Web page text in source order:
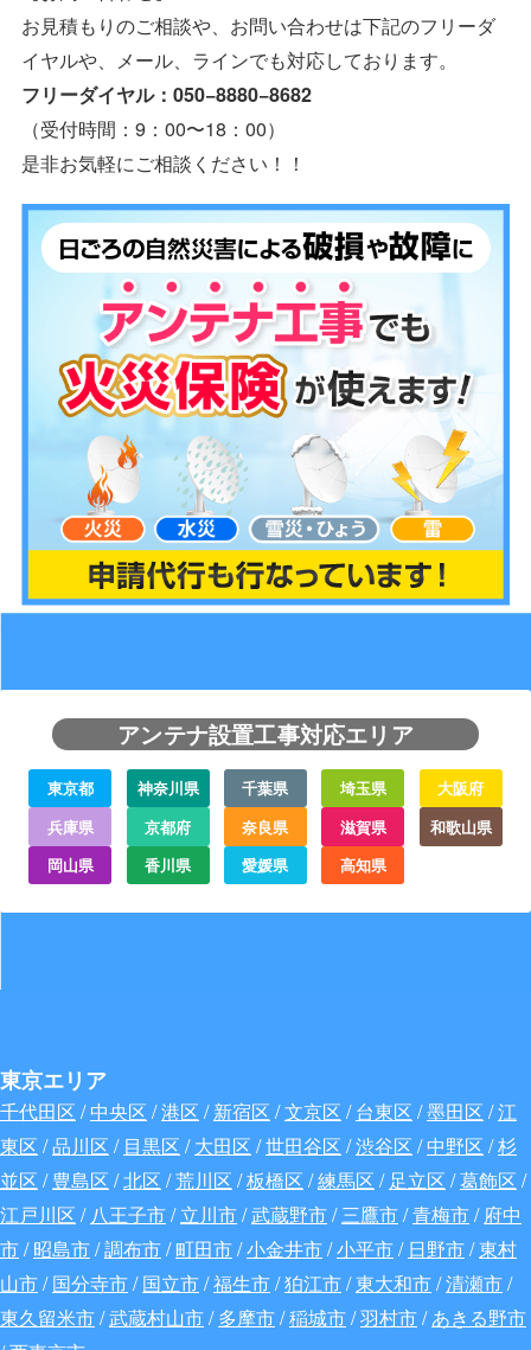
お見積もりのご相談や、お問い合わせは下記のフリーダ
イヤルや、メール、ラインでも対応しております。
フリーダイヤル：050−8880−8682
（受付時間：9：00〜18：00）
是非お気軽にご相談ください！！
アンテナ設置工事対応エリア
東京都 神奈川県 千葉県 埼玉県
大阪府
兵庫県
京都府 奈良県 滋賀県
和歌山県
岡山県
香川県 愛媛県 高知県
東京エリア
千代田区 /中央区 /港区 /新宿区 /文京区 /台東区 /墨田区 /江
東区 /品川区 / 目黒区 /大田区 /世田谷区 /渋谷区 /中野区 /杉
並区 /豊島区 /北区 /荒川区 /板橋区 /練馬区 /足立区 /葛飾区 /
江戸川区 / 八王子市/立川市/武蔵野市/三鷹市/青梅市/府中
市/昭島市/調布市/町田市/小金井市/小平市/ 日野市/東村
山市/国分寺市/国立市/福生市/狛江市/東大和市/清瀬市/
東久留米市/武蔵村山市/多摩市/稲城市/羽村市/あきる野市